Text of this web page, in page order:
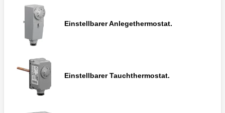
Einstellbarer Anlegethermostat.
Einstellbarer Tauchthermostat.